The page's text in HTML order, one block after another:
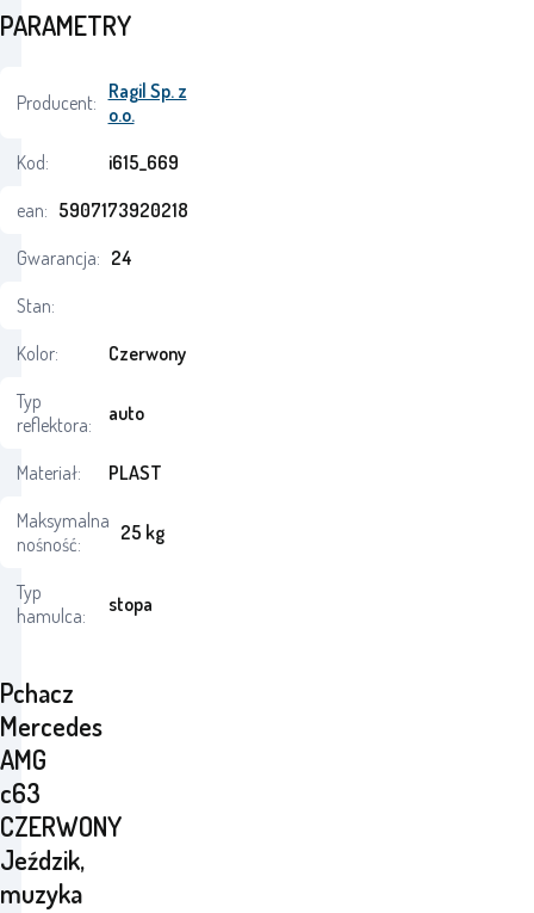
Pchacz
Mercedes
AMG
c63
CZERWONY
Jeździk,
muzyka
PARAMETRY
Producent: Ragil Sp. z
o.o.
Kod:
i615_669
ean: 5907173920218
Gwarancja: 24
Stan:
Kolor:
Czerwony
Typ
reflektora:
auto
Materiał:
PLAST
Maksymalna
nośność:
25 kg
Typ
hamulca:
stopa